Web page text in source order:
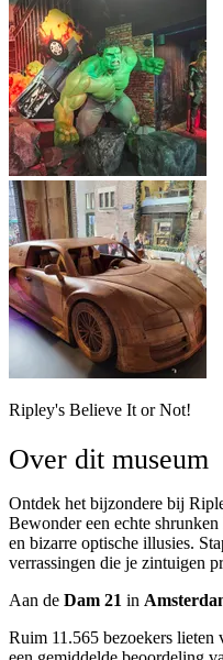
Ripley's Believe It or Not!
Over dit museum
Ontdek het bijzondere bij
Bewonder een echte
en bizarre optische illusies.
verrassingen die je zintuigen
Aan de Dam 21 in
Ruim 11.565 bezoekers lieten